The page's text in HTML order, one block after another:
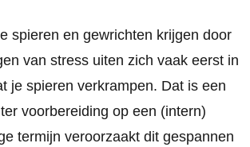
spieren en gewrichten krijgen door
van stress uiten zich vaak eerst in
je spieren verkrampen. Dat is een
voorbereiding op een (intern)
termijn veroorzaakt dit gespannen